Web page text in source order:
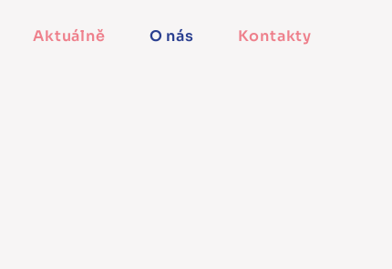
Aktuálně O nás Kontakty